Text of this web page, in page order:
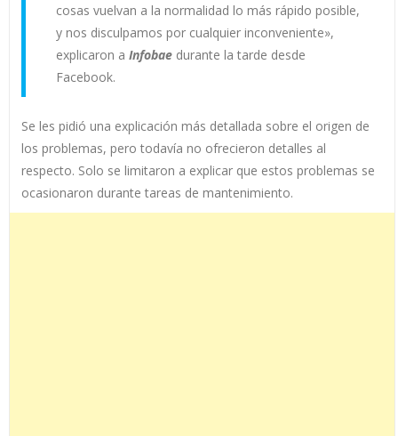
cosas vuelvan a la normalidad lo más rápido posible,
y nos disculpamos por cualquier inconveniente»,
explicaron a Infobaedurante la tarde desde
Facebook.
Se les pidió una explicación más detallada sobre el origen de
los problemas, pero todavía no ofrecieron detalles al
respecto. Solo se limitaron a explicar que estos problemas se
ocasionaron durante tareas de mantenimiento.